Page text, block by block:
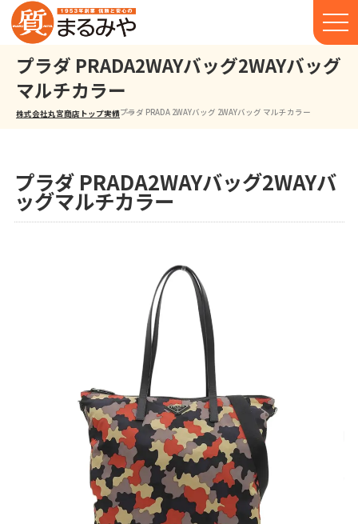
プラダ PRADA2WAYバッグ2WAYバッグ
マルチカラー
株式会社丸宮商店トップ⁩実績プラダ PRADA 2WAYバッグ 2WAYバッグ マルチカラー
プラダ PRADA2WAYバッグ2WAYバ
ッグマルチカラー